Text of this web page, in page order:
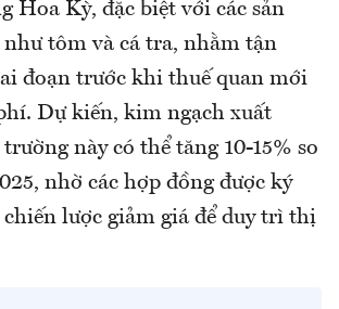
Hoa Kỳ, đặc biệt với các sản
tôm và cá tra, nhằm tận
đoạn trước khi thuế quan mới
Dự kiến, kim ngạch xuất
này có thể tăng 10-15% so
nhờ các hợp đồng được ký
chiến lược giảm giá để duy trì thị